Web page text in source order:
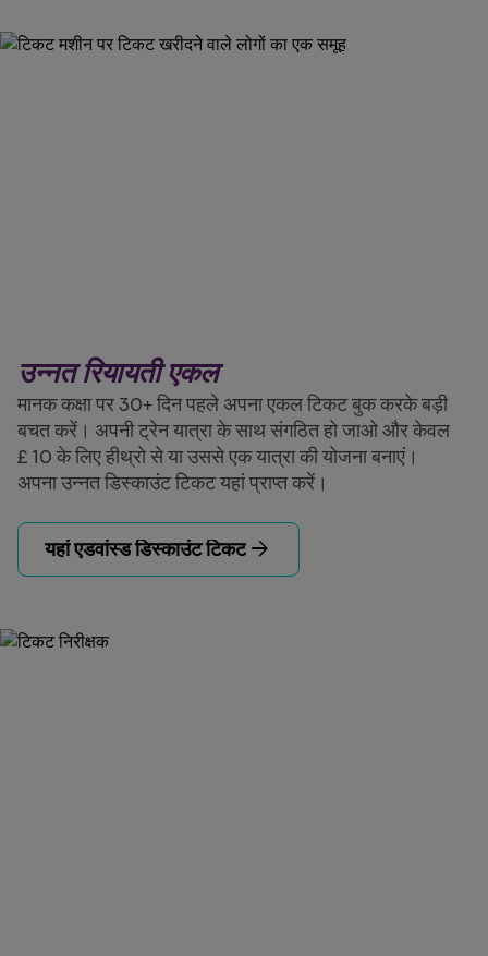
उन्नत रियायती एकल
मानक कक्षा पर 30+ दिन पहले अपना एकल टिकट बुक करके बड़ी
बचत करें। अपनी ट्रेन यात्रा के साथ संगठित हो जाओ और केवल
£ 10 के लिए हीथ्रो से या उससे एक यात्रा की योजना बनाएं।
अपना उन्नत डिस्काउंट टिकट यहां प्राप्त करें।
यहां एडवांस्ड डिस्काउंट टिकट arrow_forward